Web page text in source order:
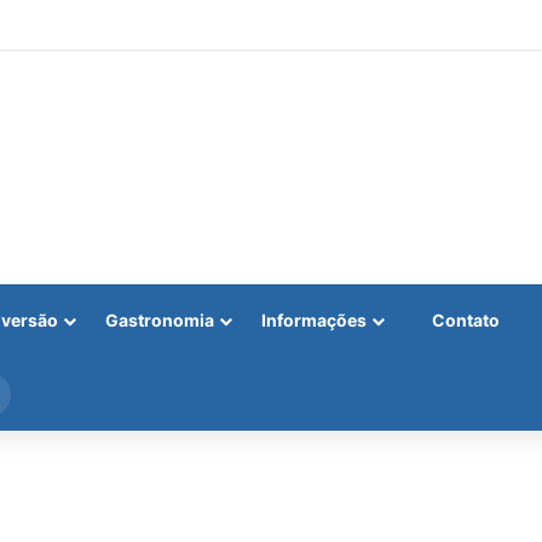
Gastronomia Informações Contato